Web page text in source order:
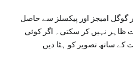
گوگل امیجز اور پیکسلز سے حاصل
ظاہر نہیں کر سکتی۔ اگر کوئی
کے ساتھ تصویر کو ہٹا دیں